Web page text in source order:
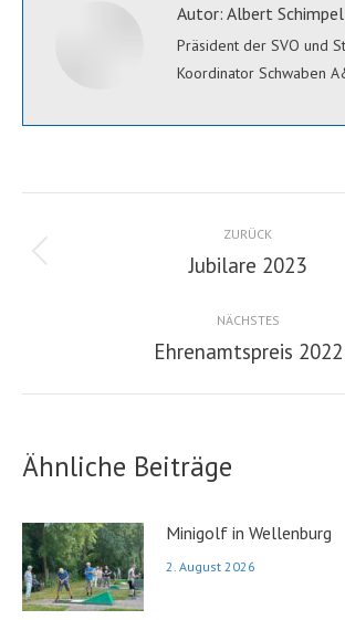
Autor: Albert Schimpel
Präsident der SVO und
Koordinator Schwaben
ZURÜCK
Vorheriger
Jubilare 2023
NÄCHSTES
Nächster
Ehrenamtspreis 2022
Ähnliche Beiträge
Minigolf in Wellenburg
2. August 2026